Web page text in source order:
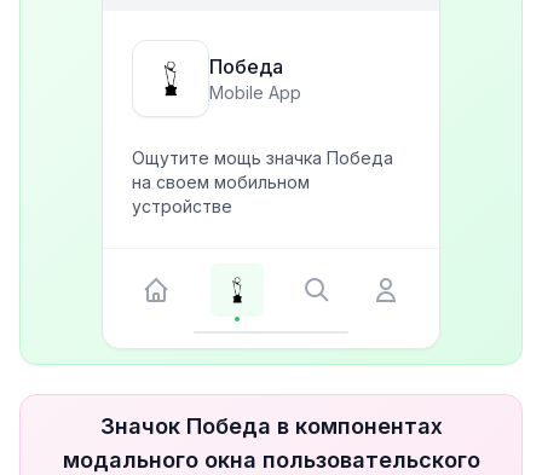
Победа
Mobile App
Ощутите мощь значка Победа
на своем мобильном
устройстве
Значок Победа в компонентах
модального окна пользовательского